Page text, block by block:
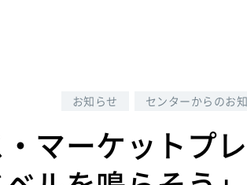
お知らせ センターからのお
マーケットプ